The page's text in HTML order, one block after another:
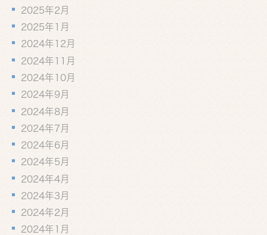
2025年2月
2025年1月
2024年12月
2024年11月
2024年10月
2024年9月
2024年8月
2024年7月
2024年6月
2024年5月
2024年4月
2024年3月
2024年2月
2024年1月